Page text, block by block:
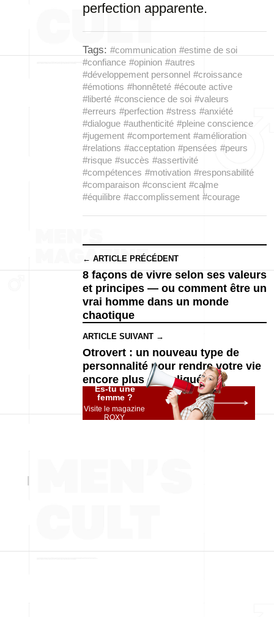
perfection apparente.
Tags: #communication #estime de soi
#confiance #opinion #autres
#développement personnel #croissance
#émotions #honnêteté #écoute active
#liberté #conscience de soi #valeurs
#erreurs #perfection #stress #anxiété
#dialogue #authenticité #pleine conscience
#jugement #comportement #amélioration
#relations #acceptation #pensées #peurs
#risque #succès #assertivité
#compétences #motivation #responsabilité
#comparaison #conscient #calme
#équilibre #accomplissement #courage
← ARTICLE PRÉCÉDENT
8 façons de vivre selon ses valeurs
et principes — ou comment être un
vrai homme dans un monde
chaotique
ARTICLE SUIVANT →
Otrovert : un nouveau type de
personnalité pour rendre votre vie
encore plus compliquée
Es-tu une
femme ?
Visite le magazine
ROXY